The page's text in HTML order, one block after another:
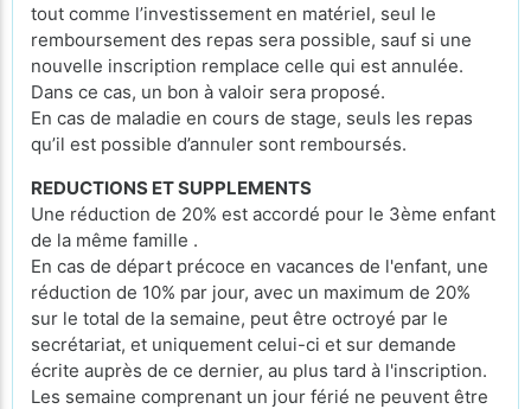
tout comme l’investissement en matériel, seul le
remboursement des repas sera possible, sauf si une
nouvelle inscription remplace celle qui est annulée.
Dans ce cas, un bon à valoir sera proposé.
En cas de maladie en cours de stage, seuls les repas
qu’il est possible d’annuler sont remboursés.
REDUCTIONS ET SUPPLEMENTS
Une réduction de 20% est accordé pour le 3ème enfant
de la même famille .
En cas de départ précoce en vacances de l'enfant, une
réduction de 10% par jour, avec un maximum de 20%
sur le total de la semaine, peut être octroyé par le
secrétariat, et uniquement celui-ci et sur demande
écrite auprès de ce dernier, au plus tard à l'inscription.
Les semaine comprenant un jour férié ne peuvent être